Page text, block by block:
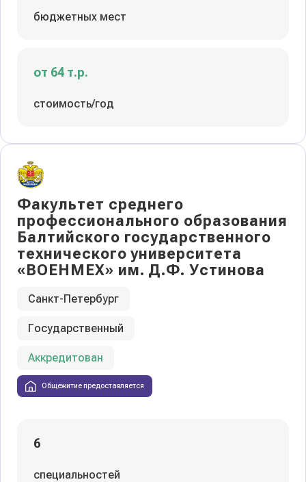
бюджетных мест
от 64 т.р.
стоимость/год
Факультет среднего
профессионального образования
Балтийского государственного
технического университета
«ВОЕНМЕХ» им. Д.Ф. Устинова
Санкт-Петербург
Государственный
Аккредитован
Общежитие предоставляется
6
специальностей